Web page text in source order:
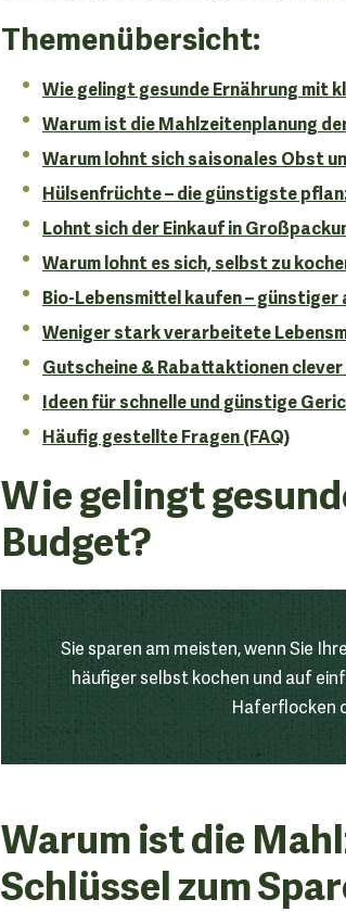
Themenübersicht:
Wie gelingt gesunde Ernährung mit
Warum ist die Mahlzeitenplanung
Warum lohnt sich saisonales Obst
Hülsenfrüchte – die günstigste
Lohnt sich der Einkauf in
Warum lohnt es sich, selbst zu
Bio-Lebensmittel kaufen –
Weniger stark verarbeitete
Gutscheine & Rabattaktionen
Ideen für schnelle und günstige
Häufig gestellte Fragen (FAQ)
Wie gelingt
Budget?
Sie sparen am meisten, wenn Sie
häufiger selbst kochen und auf
Haferflocken
Warum ist die
Schlüssel zum